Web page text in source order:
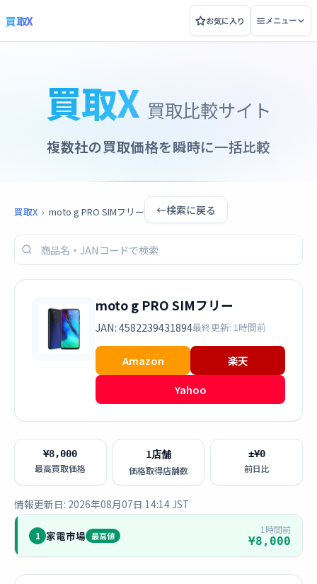
買取X お気に入り メニュー
買取X 買取比較サイト
複数社の買取価格を瞬時に一括比較
買取X › moto g PRO SIMフリー ←検索に戻る
moto g PRO SIMフリー
JAN: 4582239431894最終更新: 1時間前
Amazon
楽天
Yahoo
¥8,000
最高買取価格
1店舗
価格取得店舗数
±¥0
前日比
情報更新日: 2026年08月07日 14:14 JST
1 家電市場 最高値
1時間前
¥8,000